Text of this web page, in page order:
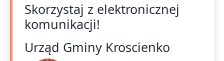
Dodatkowe informacje
Skorzystaj z elektronicznej
komunikacji!
Urząd Gminy Kroscienko